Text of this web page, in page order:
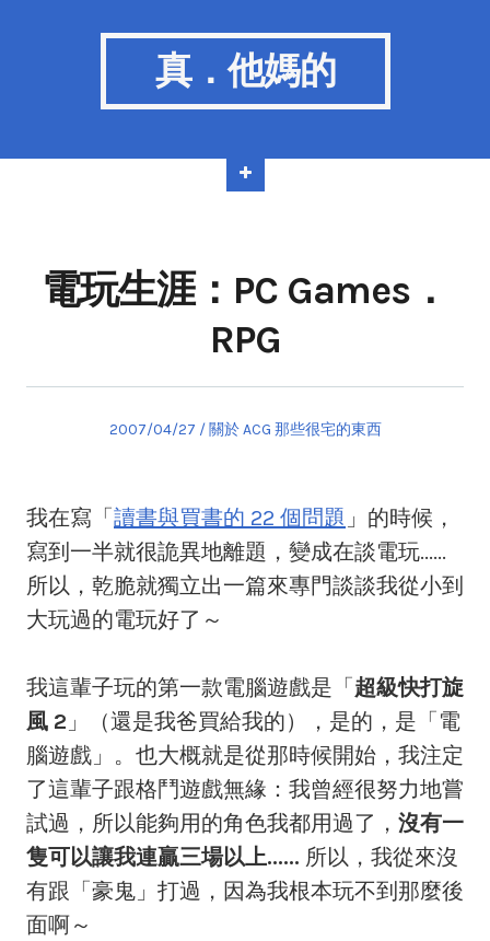
真．他媽的
電玩生涯：PC Games．
RPG
Posted
2007/04/27
Posted
關於 ACG 那些很宅的東西
我在寫「 讀書與買書的 22 個問題 」的時候，
寫到一半就很詭異地離題，變成在談電玩......
所以，乾脆就獨立出一篇來專門談談我從小到
大玩過的電玩好了～
我這輩子玩的第一款電腦遊戲是「 超級快打旋
風 2 」（還是我爸買給我的），是的，是「電
腦遊戲」。也大概就是從那時候開始，我注定
了這輩子跟格鬥遊戲無緣：我曾經很努力地嘗
試過，所以能夠用的角色我都用過了， 沒有一
隻可以讓我連贏三場以上...... 所以，我從來沒
有跟「豪鬼」打過，因為我根本玩不到那麼後
面啊～